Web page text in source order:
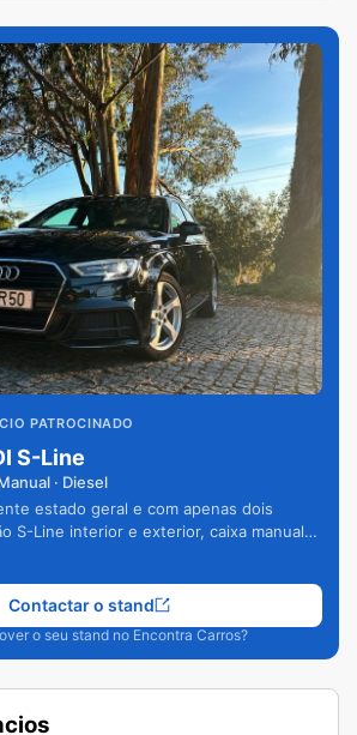
PATROCINADO
S-Line
· Diesel
estado geral e com apenas dois
S-Line interior e exterior, caixa manual
o seu stand no Encontra Carros?
Contactar o stand